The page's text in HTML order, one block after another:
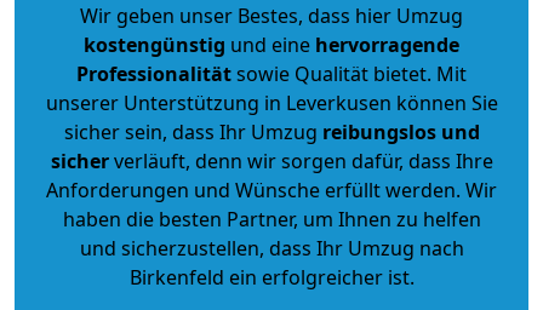
Wir geben unser Bestes, dass hier Umzug
kostengünstig und eine hervorragende
Professionalitätsowie Qualität bietet. Mit
unserer Unterstützung in Leverkusen können Sie
sicher sein, dass Ihr Umzug reibungslos und
sicherverläuft, denn wir sorgen dafür, dass Ihre
Anforderungen und Wünsche erfüllt werden. Wir
haben die besten Partner, um Ihnen zu helfen
und sicherzustellen, dass Ihr Umzug nach
Birkenfeld ein erfolgreicher ist.